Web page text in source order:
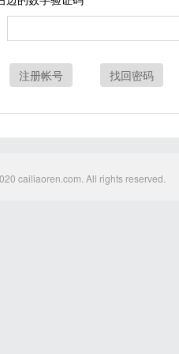
注册帐号 找回密码
cailiaoren.com. All rights reserved.